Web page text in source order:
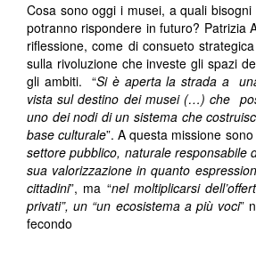
Cosa sono oggi i musei, a quali
potranno rispondere in futuro? Patrizia
riflessione, come di consueto
sulla rivoluzione che investe gli spazi
gli ambiti. “Si è aperta la strada a
vista sul destino dei musei (…) che
uno dei nodi di un sistema che
base culturale”. A questa missione
settore pubblico, naturale responsabile
sua valorizzazione in quanto
cittadini”, ma “nel moltiplicarsi
privati”, un “un ecosistema a più voci”
fecondo